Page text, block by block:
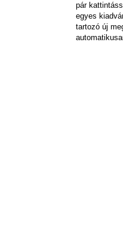
pár
egyes
tartozó új